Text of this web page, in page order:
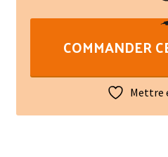
Ortalans
COMMANDER
Mettre